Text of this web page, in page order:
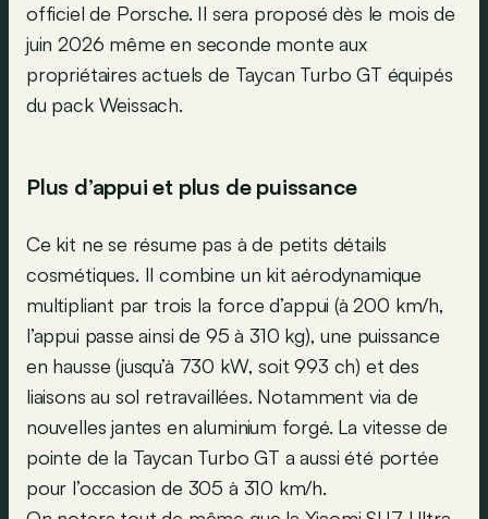
officiel de Porsche. Il sera proposé dès le mois de
juin 2026 même en seconde monte aux
propriétaires actuels de Taycan Turbo GT équipés
du pack Weissach.
Plus d’appui et plus de puissance
Ce kit ne se résume pas à de petits détails
cosmétiques. Il combine un kit aérodynamique
multipliant par trois la force d’appui (à 200 km/h,
l’appui passe ainsi de 95 à 310 kg), une puissance
en hausse (jusqu’à 730 kW, soit 993 ch) et des
liaisons au sol retravaillées. Notamment via de
nouvelles jantes en aluminium forgé. La vitesse de
pointe de la Taycan Turbo GT a aussi été portée
pour l’occasion de 305 à 310 km/h.